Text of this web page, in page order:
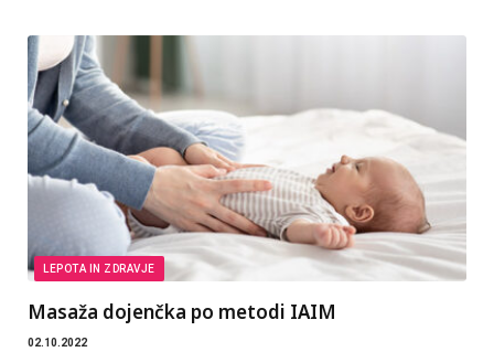
LEPOTA IN ZDRAVJE
Masaža dojenčka po metodi IAIM
02.10.2022